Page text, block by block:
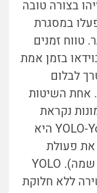
בצורה טובה
במסגרת
טווח זמנים
בזמן אמת
לבלום
אחת השיטות
נקראת
YOLO-You Only Look Once [6]. YOLO היא
פעולת
החישוב פעם אחת בלבד (מכאן שמה). YOLO
ללא חלוקת